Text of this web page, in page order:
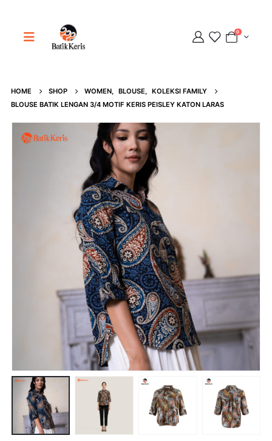
0
HOME SHOP WOMEN, BLOUSE, KOLEKSI FAMILY
BLOUSE BATIK LENGAN 3/4 MOTIF KERIS PEISLEY KATON LARAS
Adipati